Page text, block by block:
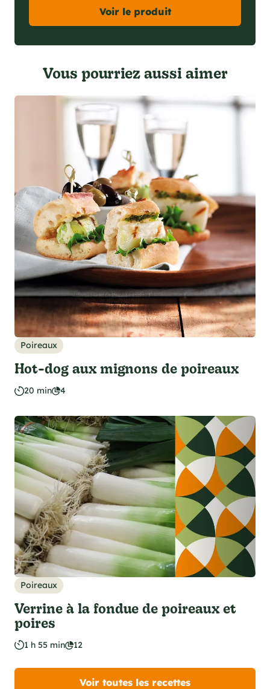
Voir le produit
Vous pourriez aussi aimer
Poireaux
Hot-dog aux mignons de poireaux
20 min 4
Poireaux
Verrine à la fondue de poireaux et
poires
1 h 55 min 12
Voir toutes les recettes